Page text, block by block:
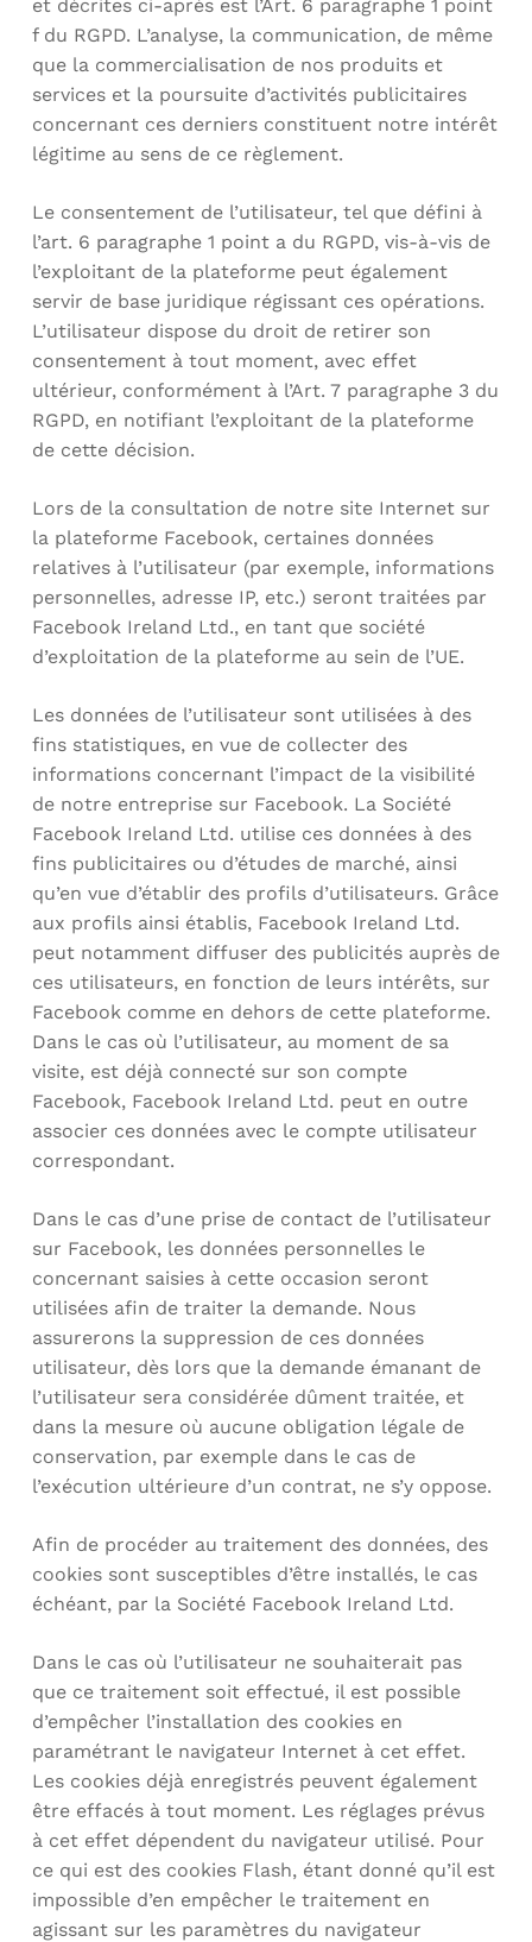
et décrites ci-après est l’Art. 6 paragraphe 1 point
f du RGPD. L’analyse, la communication, de même
que la commercialisation de nos produits et
services et la poursuite d’activités publicitaires
concernant ces derniers constituent notre intérêt
légitime au sens de ce règlement.
Le consentement de l’utilisateur, tel que défini à
l’art. 6 paragraphe 1 point a du RGPD, vis-à-vis de
l’exploitant de la plateforme peut également
servir de base juridique régissant ces opérations.
L’utilisateur dispose du droit de retirer son
consentement à tout moment, avec effet
ultérieur, conformément à l’Art. 7 paragraphe 3 du
RGPD, en notifiant l’exploitant de la plateforme
de cette décision.
Lors de la consultation de notre site Internet sur
la plateforme Facebook, certaines données
relatives à l’utilisateur (par exemple, informations
personnelles, adresse IP, etc.) seront traitées par
Facebook Ireland Ltd., en tant que société
d’exploitation de la plateforme au sein de l’UE.
Les données de l’utilisateur sont utilisées à des
fins statistiques, en vue de collecter des
informations concernant l’impact de la visibilité
de notre entreprise sur Facebook. La Société
Facebook Ireland Ltd. utilise ces données à des
fins publicitaires ou d’études de marché, ainsi
qu’en vue d’établir des profils d’utilisateurs. Grâce
aux profils ainsi établis, Facebook Ireland Ltd.
peut notamment diffuser des publicités auprès de
ces utilisateurs, en fonction de leurs intérêts, sur
Facebook comme en dehors de cette plateforme.
Dans le cas où l’utilisateur, au moment de sa
visite, est déjà connecté sur son compte
Facebook, Facebook Ireland Ltd. peut en outre
associer ces données avec le compte utilisateur
correspondant.
Dans le cas d’une prise de contact de l’utilisateur
sur Facebook, les données personnelles le
concernant saisies à cette occasion seront
utilisées afin de traiter la demande. Nous
assurerons la suppression de ces données
utilisateur, dès lors que la demande émanant de
l’utilisateur sera considérée dûment traitée, et
dans la mesure où aucune obligation légale de
conservation, par exemple dans le cas de
l’exécution ultérieure d’un contrat, ne s’y oppose.
Afin de procéder au traitement des données, des
cookies sont susceptibles d’être installés, le cas
échéant, par la Société Facebook Ireland Ltd.
Dans le cas où l’utilisateur ne souhaiterait pas
que ce traitement soit effectué, il est possible
d’empêcher l’installation des cookies en
paramétrant le navigateur Internet à cet effet.
Les cookies déjà enregistrés peuvent également
être effacés à tout moment. Les réglages prévus
à cet effet dépendent du navigateur utilisé. Pour
ce qui est des cookies Flash, étant donné qu’il est
impossible d’en empêcher le traitement en
agissant sur les paramètres du navigateur